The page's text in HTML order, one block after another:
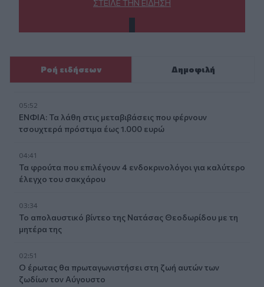
ΣΤΕΊΛΕ ΤΗΝ ΕΊΔΗΣΗ
Ροή ειδήσεων Δημοφιλή
05:52
ΕΝΦΙΑ: Τα λάθη στις μεταβιβάσεις που φέρνουν
τσουχτερά πρόστιμα έως 1.000 ευρώ
04:41
Τα φρούτα που επιλέγουν 4 ενδοκρινολόγοι για καλύτερο
έλεγχο του σακχάρου
03:34
Το απολαυστικό βίντεο της Νατάσας Θεοδωρίδου με τη
μητέρα της
02:51
Ο έρωτας θα πρωταγωνιστήσει στη ζωή αυτών των
ζωδίων τον Αύγουστο